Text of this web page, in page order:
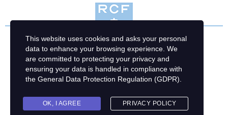
This website uses cookies and asks your personal
data to enhance your browsing experience. We
are committed to protecting your privacy and
ensuring your data is handled in compliance with
the General Data Protection Regulation (GDPR)
OK, I AGREE PRIVACY POLICY